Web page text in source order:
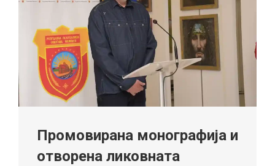
Промовирана монографија и
отворена ликовната